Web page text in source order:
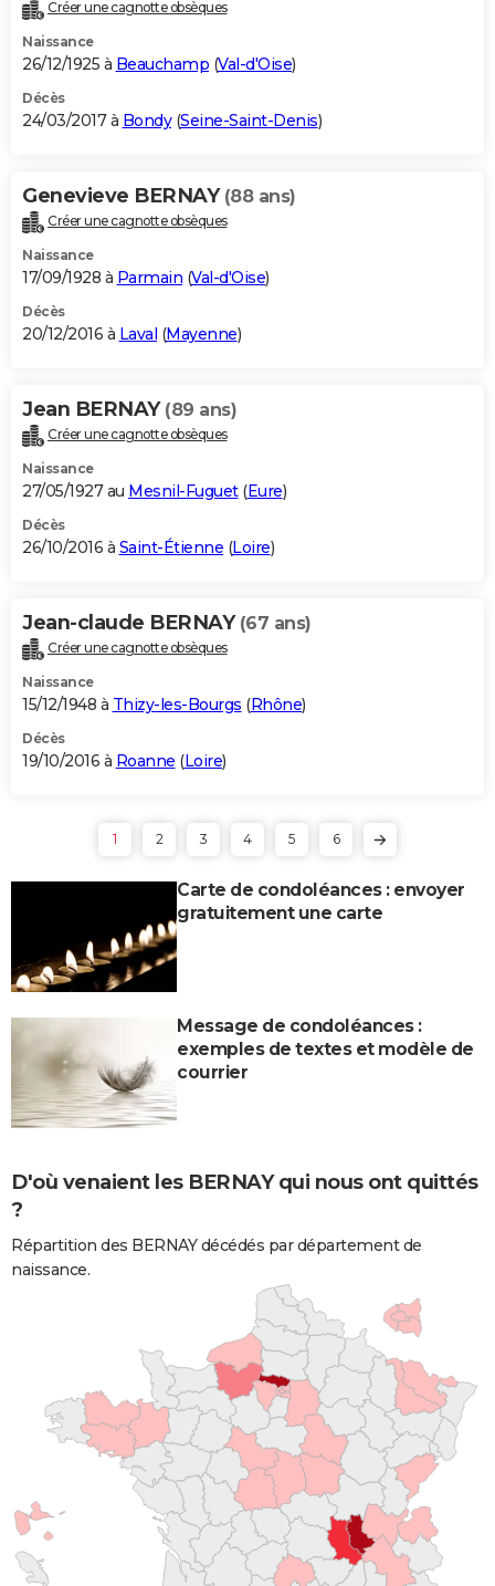
Créer une cagnotte obsèques
Naissance
26/12/1925 à Beauchamp (Val-d'Oise)
Décès
24/03/2017 à Bondy(Seine-Saint-Denis)
Genevieve BERNAY (88 ans)
Créer une cagnotte obsèques
Naissance
17/09/1928 à Parmain (Val-d'Oise)
Décès
20/12/2016 à Laval (Mayenne)
Jean BERNAY (89 ans)
Créer une cagnotte obsèques
Naissance
27/05/1927 au Mesnil-Fuguet(Eure)
Décès
26/10/2016 à Saint-Étienne (Loire)
Jean-claude BERNAY (67 ans)
Créer une cagnotte obsèques
Naissance
15/12/1948 à Thizy-les-Bourgs (Rhône)
Décès
19/10/2016 à Roanne (Loire)
1 2 3 4 5 6
Carte de condoléances : envoyer
gratuitement une carte
Message de condoléances :
exemples de textes et modèle de
courrier
D'où venaient les BERNAY qui nous ont quittés
?
Répartition des BERNAY décédés par département de
naissance.